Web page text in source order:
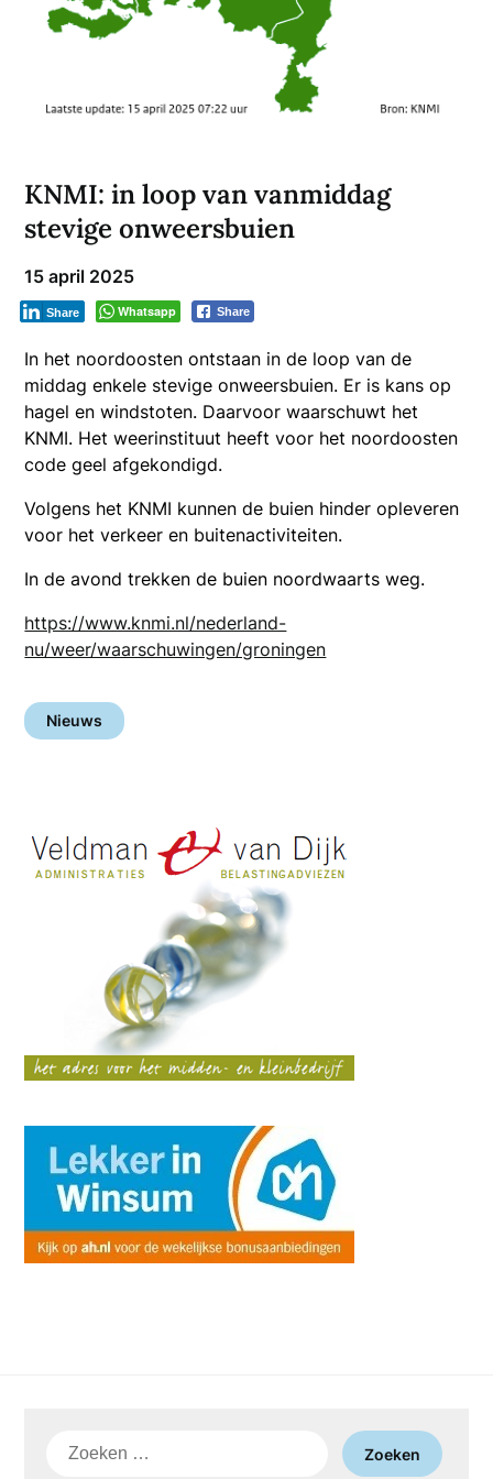
KNMI: in loop van vanmiddag
stevige onweersbuien
15 april 2025
Whatsapp Share
Share
In het noordoosten ontstaan in de loop van de
middag enkele stevige onweersbuien. Er is kans op
hagel en windstoten. Daarvoor waarschuwt het
KNMI. Het weerinstituut heeft voor het noordoosten
code geel afgekondigd.
Volgens het KNMI kunnen de buien hinder opleveren
voor het verkeer en buitenactiviteiten.
In de avond trekken de buien noordwaarts weg.
https://www.knmi.nl/nederland-
nu/weer/waarschuwingen/groningen
Nieuws
Zoeken